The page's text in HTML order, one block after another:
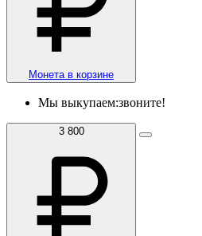
Монета в корзине
Мы выкупаем:звоните!
3 800